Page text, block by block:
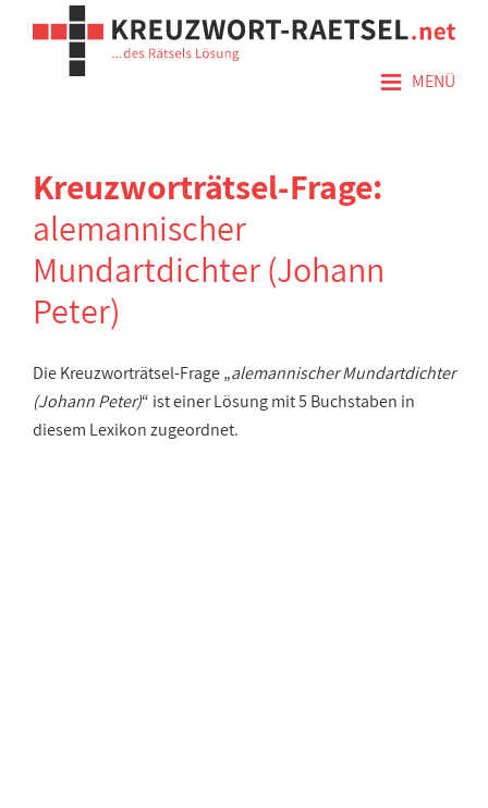
≡ MENÜ
Kreuzworträtsel-Frage:
alemannischer
Mundartdichter (Johann
Peter)
Die Kreuzworträtsel-Frage „alemannischer Mundartdichter
(Johann Peter)“ ist einer Lösung mit 5 Buchstaben in
diesem Lexikon zugeordnet.